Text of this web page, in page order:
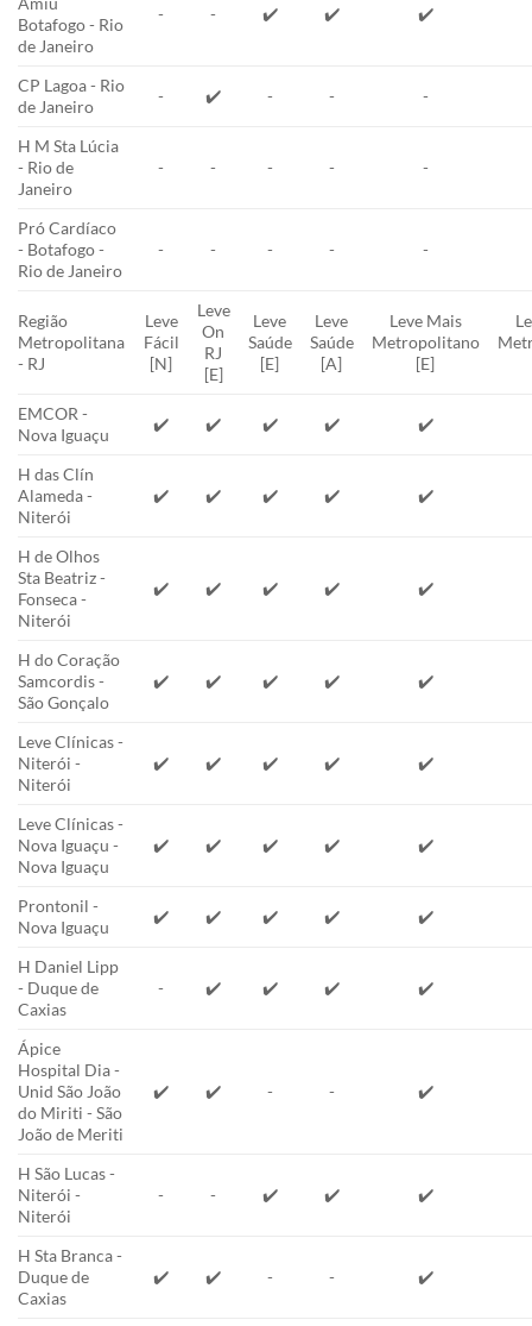
Botafogo - Rio
de Janeiro
- - ✔️ ✔️ ✔️
CP Lagoa - Rio
de Janeiro
- ✔️ - - -
H M Sta Lúcia
- Rio de
Janeiro
- - - - -
Pró Cardíaco
- Botafogo -
Rio de Janeiro
- - - - -
Região
Metropolitana
- RJ
Leve
Fácil
[N]
Leve
On
RJ
[E]
Leve
Saúde
[E]
Leve
Saúde
[A]
Leve Mais
Metropolitano
[E]
EMCOR -
Nova Iguaçu
✔️ ✔️ ✔️ ✔️ ✔️
H das Clín
Alameda -
Niterói
✔️ ✔️ ✔️ ✔️ ✔️
H de Olhos
Sta Beatriz -
Fonseca -
Niterói
✔️ ✔️ ✔️ ✔️ ✔️
H do Coração
Samcordis -
São Gonçalo
✔️ ✔️ ✔️ ✔️ ✔️
Leve Clínicas -
Niterói -
Niterói
✔️ ✔️ ✔️ ✔️ ✔️
Leve Clínicas -
Nova Iguaçu -
Nova Iguaçu
✔️ ✔️ ✔️ ✔️ ✔️
Prontonil -
Nova Iguaçu
✔️ ✔️ ✔️ ✔️ ✔️
H Daniel Lipp
- Duque de
Caxias
- ✔️ ✔️ ✔️ ✔️
Ápice
Hospital Dia -
Unid São João
do Miriti - São
João de Meriti
✔️ ✔️ - - ✔️
H São Lucas -
Niterói -
Niterói
- - ✔️ ✔️ ✔️
H Sta Branca -
Duque de
Caxias
✔️ ✔️ - - ✔️